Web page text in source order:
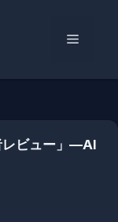
メ
レビュー」—AI